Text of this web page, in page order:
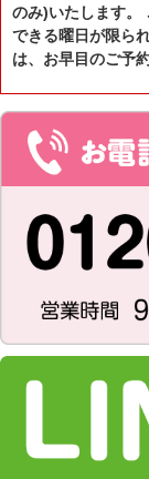
のみ)いたします。
できる曜日が限ら
は、お早目のご予